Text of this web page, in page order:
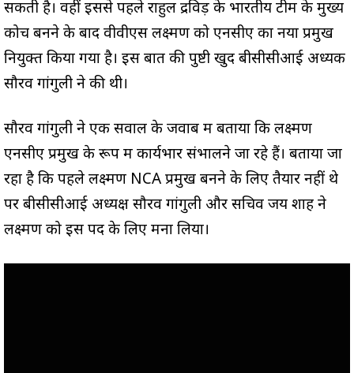
सकती है। वहीं इससे पहले राहुल द्रविड़ के भारतीय टीम के मुख्य
कोच बनने के बाद वीवीएस लक्ष्मण को एनसीए का नया प्रमुख
नियुक्त किया गया है। इस बात की पुष्टी खुद बीसीसीआई अध्यक
सौरव गांगुली ने की थी।
सौरव गांगुली ने एक सवाल के जवाब में बताया कि लक्ष्मण
एनसीए प्रमुख के रूप में कार्यभार संभालने जा रहे हैं। बताया जा
रहा है कि पहले लक्ष्मण NCA प्रमुख बनने के लिए तैयार नहीं थे
पर बीसीसीआई अध्यक्ष सौरव गांगुली और सचिव जय शाह ने
लक्ष्मण को इस पद के लिए मना लिया।